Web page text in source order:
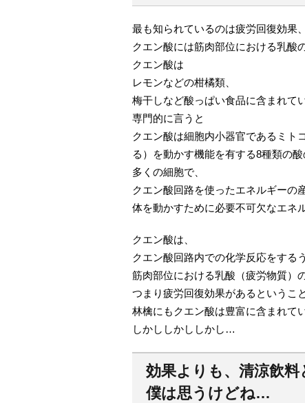
最も知られているのは疲労回復効果、
クエン酸には筋肉部位における乳酸
クエン酸は
レモンなどの柑橘類、
梅干しなど酸っぱい食品に含まれて
専門的に言うと
クエン酸は細胞内小器官であるミト
る）を動かす機能を有する8種類の酸
多くの細胞で、
クエン酸回路を使ったエネルギーの
体を動かすために必要不可欠なエネ
クエン酸は、
クエン酸回路内での化学反応をする
筋肉部位における乳酸（疲労物質）
つまり疲労回復効果があるというこ
林檎にもクエン酸は豊富に含まれて
しかししかししかし…
効果よりも、清涼飲
僕は思うけどね…